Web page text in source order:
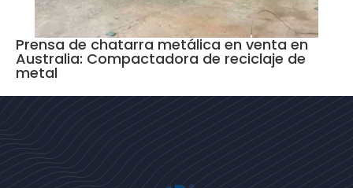
Prensa de chatarra metálica en venta en
Australia: Compactadora de reciclaje de
metal